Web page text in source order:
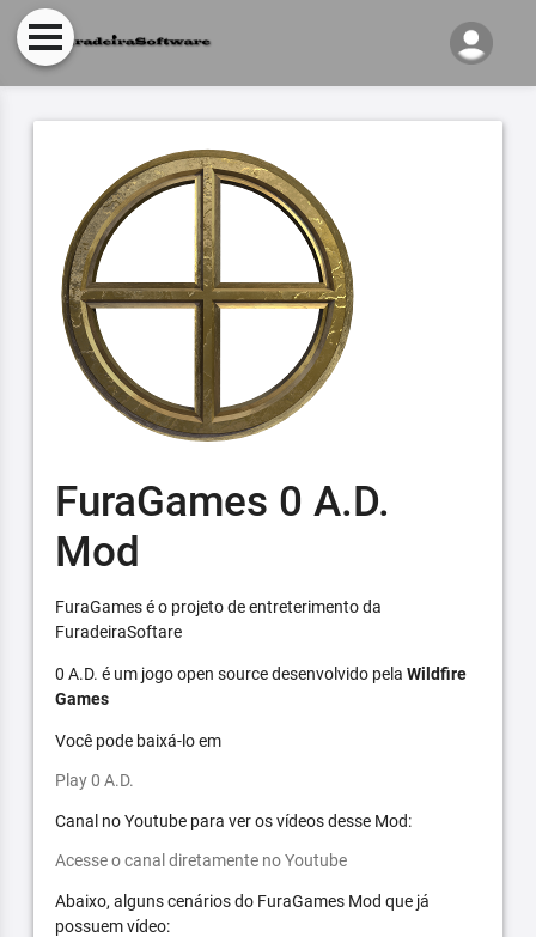
FuraGames 0 A.D.
Mod
FuraGames é o projeto de entreterimento da
FuradeiraSoftare
0 A.D. é um jogo open source desenvolvido pela Wildfire
Games
Você pode baixá-lo em
Play 0 A.D.
Canal no Youtube para ver os vídeos desse Mod:
Acesse o canal diretamente no Youtube
Abaixo, alguns cenários do FuraGames Mod que já
possuem vídeo: